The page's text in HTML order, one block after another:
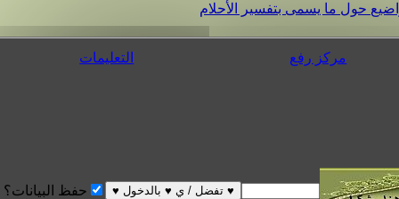
حول ما يسمى بتفسير الأحلام
مركز رفع التعليمات
حفظ البيانات؟